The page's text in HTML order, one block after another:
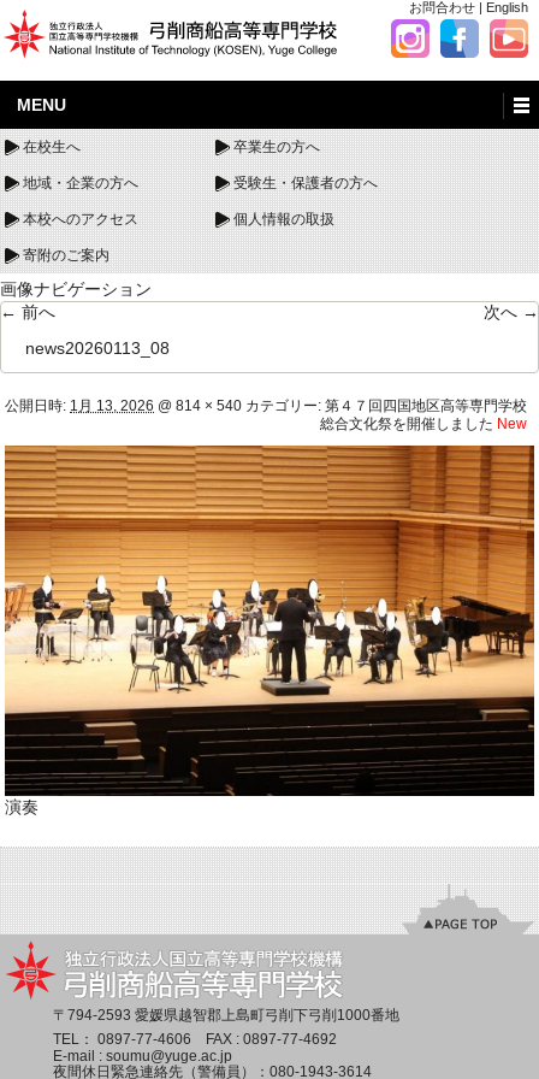
お問合わせ | English
MENU
在校生へ 卒業生の方へ
地域・企業の方へ 受験生・保護者の方へ
本校へのアクセス 個人情報の取扱
寄附のご案内
画像ナビゲーション
← 前へ
次へ →
news20260113_08
公開日時: 1月 13, 2026 @ 814 × 540 カテゴリー: 第４７回四国地区高等専門学校
総合文化祭を開催しました New
演奏
〒794-2593 愛媛県越智郡上島町弓削下弓削1000番地
TEL： 0897-77-4606 FAX : 0897-77-4692
E-mail : soumu@yuge.ac.jp
夜間休日緊急連絡先（警備員）： 080-1943-3614